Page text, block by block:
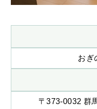
おぎ
〒373-0032 群